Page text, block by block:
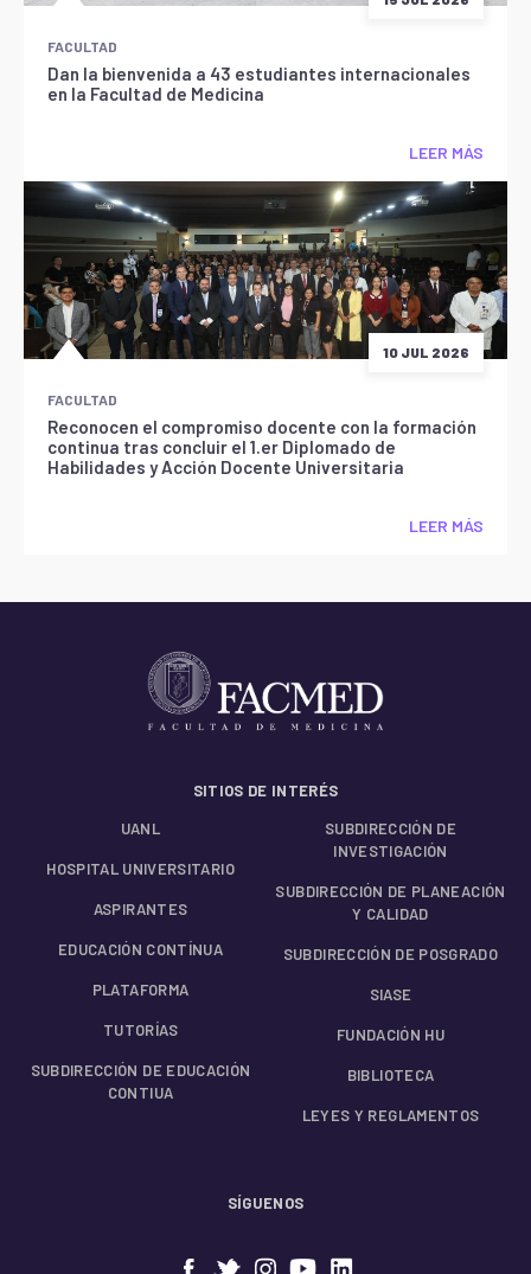
FACULTAD
Dan la bienvenida a 43 estudiantes internacionales
en la Facultad de Medicina
LEER MÁS
10 JUL 2026
FACULTAD
Reconocen el compromiso docente con la formación
continua tras concluir el 1.er Diplomado de
Habilidades y Acción Docente Universitaria
LEER MÁS
SITIOS DE INTERÉS
UANL
HOSPITAL UNIVERSITARIO
ASPIRANTES
EDUCACIÓN CONTÍNUA
PLATAFORMA
TUTORÍAS
SUBDIRECCIÓN DE EDUCACIÓN
CONTIUA
SUBDIRECCIÓN DE
INVESTIGACIÓN
SUBDIRECCIÓN DE PLANEACIÓN
Y CALIDAD
SUBDIRECCIÓN DE POSGRADO
SIASE
FUNDACIÓN HU
BIBLIOTECA
LEYES Y REGLAMENTOS
SÍGUENOS